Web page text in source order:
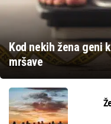
Kod nekih žena geni
mršave